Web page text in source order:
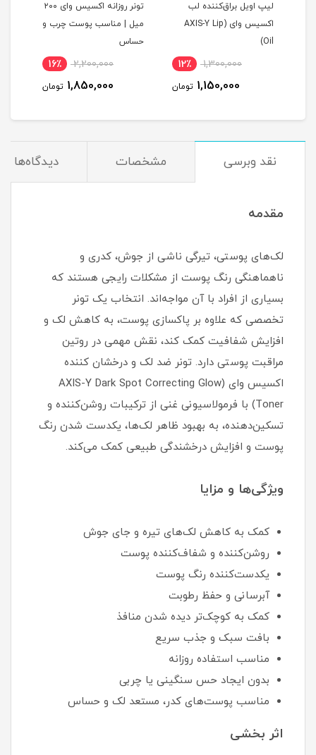
لیپ اویل براق‌کننده لب
اکسیس وای (AXIS-Y Lip
Oil)
1,300,000 12٪
1,150,000 تومان
تونر روزانه اکسیس وای ۲۰۰
میل | مناسب پوست چرب و
حساس
2,200,000 16٪
1,850,000 تومان
نقد وبرسی مشخصات دیدگاه‌ها
مقدمه
لک‌های پوستی، تیرگی ناشی از جوش، کدری و
ناهماهنگی رنگ پوست از مشکلات رایجی هستند که
بسیاری از افراد با آن مواجه‌اند. انتخاب یک تونر
تخصصی که علاوه بر پاکسازی پوست، به کاهش لک و
افزایش شفافیت کمک کند، نقش مهمی در روتین
مراقبت پوستی دارد. تونر ضد لک و درخشان کننده
اکسیس وای (AXIS-Y Dark Spot Correcting Glow
Toner) با فرمولاسیونی غنی از ترکیبات روشن‌کننده و
تسکین‌دهنده، به بهبود ظاهر لک‌ها، یکدست شدن رنگ
پوست و افزایش درخشندگی طبیعی کمک می‌کند.
ویژگی‌ها و مزایا
کمک به کاهش لک‌های تیره و جای جوش
روشن‌کننده و شفاف‌کننده پوست
یکدست‌کننده رنگ پوست
آبرسانی و حفظ رطوبت
کمک به کوچک‌تر دیده شدن منافذ
بافت سبک و جذب سریع
مناسب استفاده روزانه
بدون ایجاد حس سنگینی یا چربی
مناسب پوست‌های کدر، مستعد لک و حساس
اثر بخشی